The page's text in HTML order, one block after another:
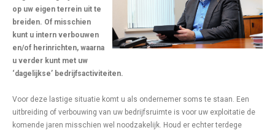
op uw eigen terrein uit te
breiden. Of misschien
kunt u intern verbouwen
en/of herinrichten, waarna
u verder kunt met uw
‘dagelijkse’ bedrijfsactiviteiten.
Voor deze lastige situatie komt u als ondernemer soms te staan. Een
uitbreiding of verbouwing van uw bedrijfsruimte is voor uw exploitatie de
komende jaren misschien wel noodzakelijk. Houd er echter terdege